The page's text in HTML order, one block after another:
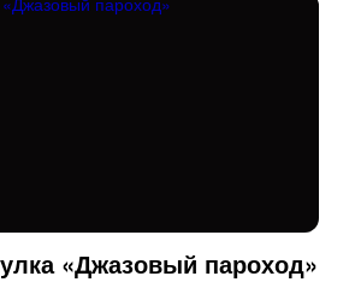
«Джазовый пароход»